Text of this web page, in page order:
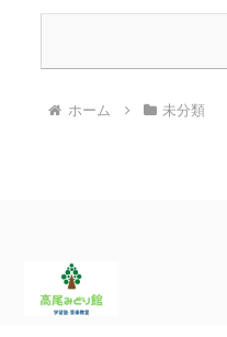
ホーム 未分類